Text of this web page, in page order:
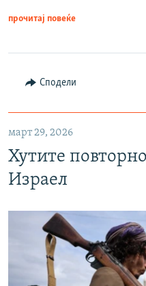
прочитај повеќе
Сподели
март 29, 2026
Хутите
Израел